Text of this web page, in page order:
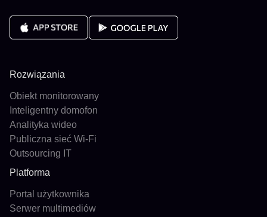
Rozwiązania
Obiekt monitorowany
Inteligentny domofon
Analityka wideo
Publiczna sieć Wi-Fi
Outsourcing IT
Platforma
Portal użytkownika
Serwer multimediów